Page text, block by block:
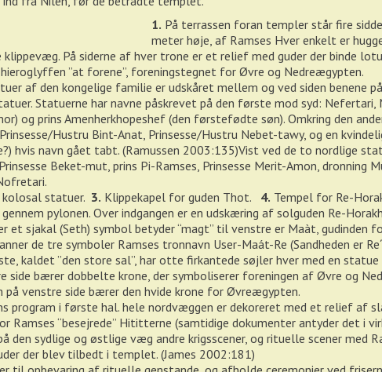
1. På terrassen foran templer står fire
meter høje, af Ramses Hver enkelt er
klippevæg. På siderne af hver trone er et relief med guder der binde
”at forene”, foreningstegnet for Øvre og Nedreægypten.
af den kongelige familie er udskåret mellem og ved siden benene
Statuerne har navne påskrevet på den første mod syd: Nefertari,
og prins Amenherkhopeshef (den førstefødte søn). Omkring den
Hustru Bint-Anat, Prinsesse/Hustru Nebet-tawy, og en
hvis navn gået tabt. (Ramussen 2003:135)Vist ved de to nordlige
Beket-mut, prins Pi-Ramses, Prinsesse Merit-Amon, dronning
kolosal statuer. 3. Klippekapel for guden Thot. 4. Tempel for Re-
gennem pylonen. Over indgangen er en udskæring af solguden Re-
et sjakal (Seth) symbol betyder “magt” til venstre er Maàt, gudinden
de tre symboler Ramses tronnavn User-Maát-Re (Sandheden er
kaldet ”den store sal”, har otte firkantede søjler hver med en statue
side bærer dobbelte krone, der symboliserer foreningen af Øvre og
på venstre side bærer den hvide krone for Øvreægypten.
program i første hal. hele nordvæggen er dekoreret med et relief af
Ramses “besejrede” Hititterne (samtidige dokumenter antyder det i
den sydlige og østlige væg andre krigsscener, og rituelle scener med
der blev tilbedt i templet. (James 2002:181)